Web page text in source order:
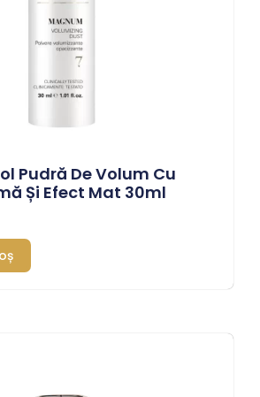
Pudră De Volum Cu
Și Efect Mat 30ml